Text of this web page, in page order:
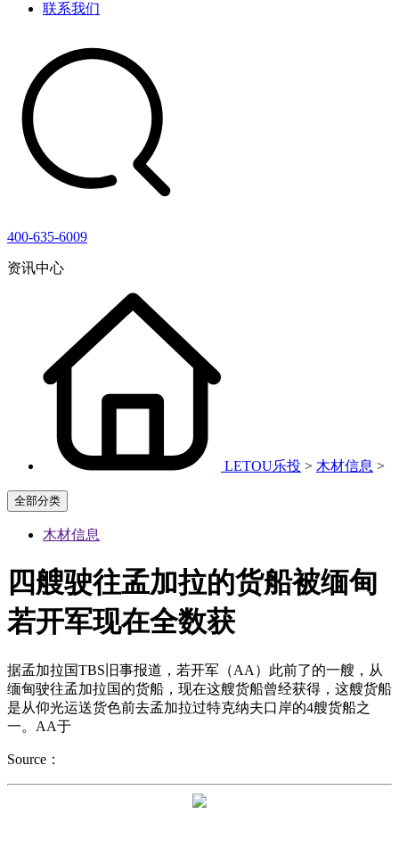
联系我们
400-635-6009
资讯中心
LETOU乐投 > 木材信息 >
全部分类
木材信息
四艘驶往孟加拉的货船被缅甸
若开军现在全数获
据孟加拉国TBS旧事报道，若开军（AA）此前了的一艘，从
缅甸驶往孟加拉国的货船，现在这艘货船曾经获得，这艘货船
是从仰光运送货色前去孟加拉过特克纳夫口岸的4艘货船之
一。AA于
Source：